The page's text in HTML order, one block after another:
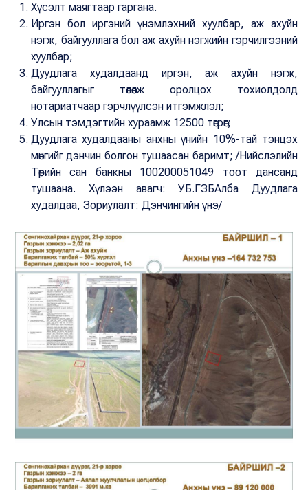
Хүсэлт маягтаар гаргана.
Иргэн бол иргэний үнэмлэхний хуулбар, аж ахуйн
нэгж, байгууллага бол аж ахуйн нэгжийн гэрчилгээний
хуулбар;
Дуудлага худалдаанд иргэн, аж ахуйн нэгж,
байгууллагыг төлөөлж оролцох тохиолдолд
нотариатчаар гэрчлүүлсэн итгэмжлэл;
Улсын тэмдэгтийн хураамж 12500 төгрөг;
Дуудлага худалдааны анхны үнийн 10%-тай тэнцэх
мөнгийг дэнчин болгон тушаасан баримт; /Нийслэлийн
Төрийн сан банкны 100200051049 тоот дансанд
тушаана. Хүлээн авагч: УБ.ГЗБАлба Дуудлага
худалдаа, Зориулалт: Дэнчингийн үнэ/